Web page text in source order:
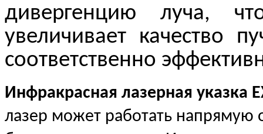
дивергенцию луча,
увеличивает качество
соответственно
Инфракрасная лазерная указка
лазер может работать напрямую